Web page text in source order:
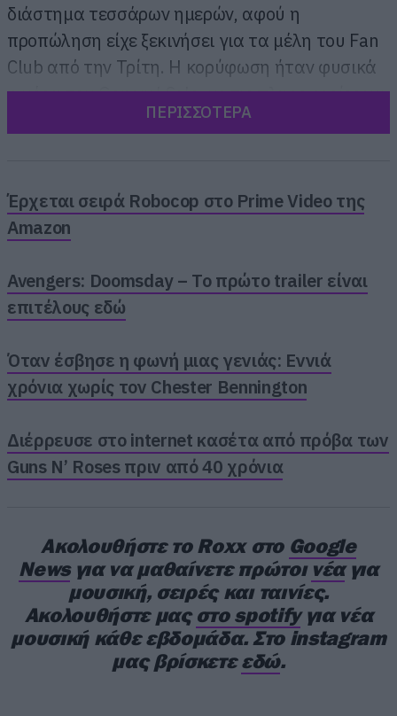
διάστημα τεσσάρων ημερών, αφού η
προπώληση είχε ξεκινήσει για τα μέλη του Fan
Club από την Τρίτη. Η κορύφωση ήταν φυσικά
η μέρα του General Sale, με τις πληροφορίες να
είχε ξεπεράσει κάποια στιγμή
12.15 ακριβώς όπως ανακοινώθηκε εκείνη τη
στιγμή από την ticketmaster. Είναι εύκολα
μια βόλτα στα social ότι χιλιάδες άνθρωποι δεν
κατάφεραν να βρουν εισιτήριο.
ΠΕΡΙΣΣΟΤΕΡΑ
Έρχεται σειρά Robocop στο Prime Video της
Amazon
Avengers: Doomsday – Το πρώτο trailer είναι
επιτέλους εδώ
Όταν έσβησε η φωνή μιας γενιάς: Εννιά
χρόνια χωρίς τον Chester Bennington
Διέρρευσε στο internet κασέτα από πρόβα των
Guns N’ Roses πριν από 40 χρόνια
Ακολουθήστε το Roxx στο Google
Newsγια να μαθαίνετε πρώτοι νέαγια
μουσική, σειρές και ταινίες.
Ακολουθήστε μαςστο spotifyγια νέα
μουσική κάθε εβδομάδα. Στο instagram
μας βρίσκετεεδώ.